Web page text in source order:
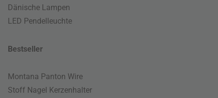
Dänische Lampen
LED Pendelleuchte
Bestseller
Montana Panton Wire
Stoff Nagel Kerzenhalter